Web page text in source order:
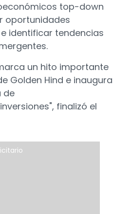
top-down
oportunidades
identificar tendencias
un hito importante
Golden Hind e inaugura
de
finalizó el